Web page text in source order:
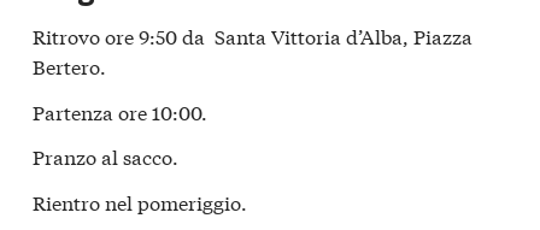
Ritrovo ore 9:50 da Santa Vittoria d’Alba, Piazza
Bertero.
Partenza ore 10:00.
Pranzo al sacco.
Rientro nel pomeriggio.